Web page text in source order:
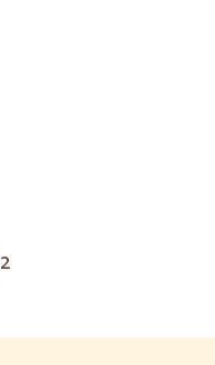
2